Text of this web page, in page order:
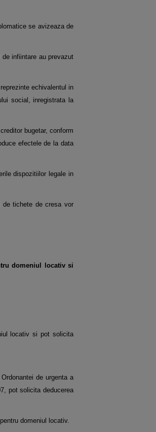
se avizeaza de
infiintare au prevazut
echivalentul in
social, inregistrata la
bugetar, conform
efectele de la data
dispozitiilor legale in
de tichete de cresa vor
domeniul locativ si
locativ si pot solicita
de urgenta a
pot solicita deducerea
domeniul locativ.